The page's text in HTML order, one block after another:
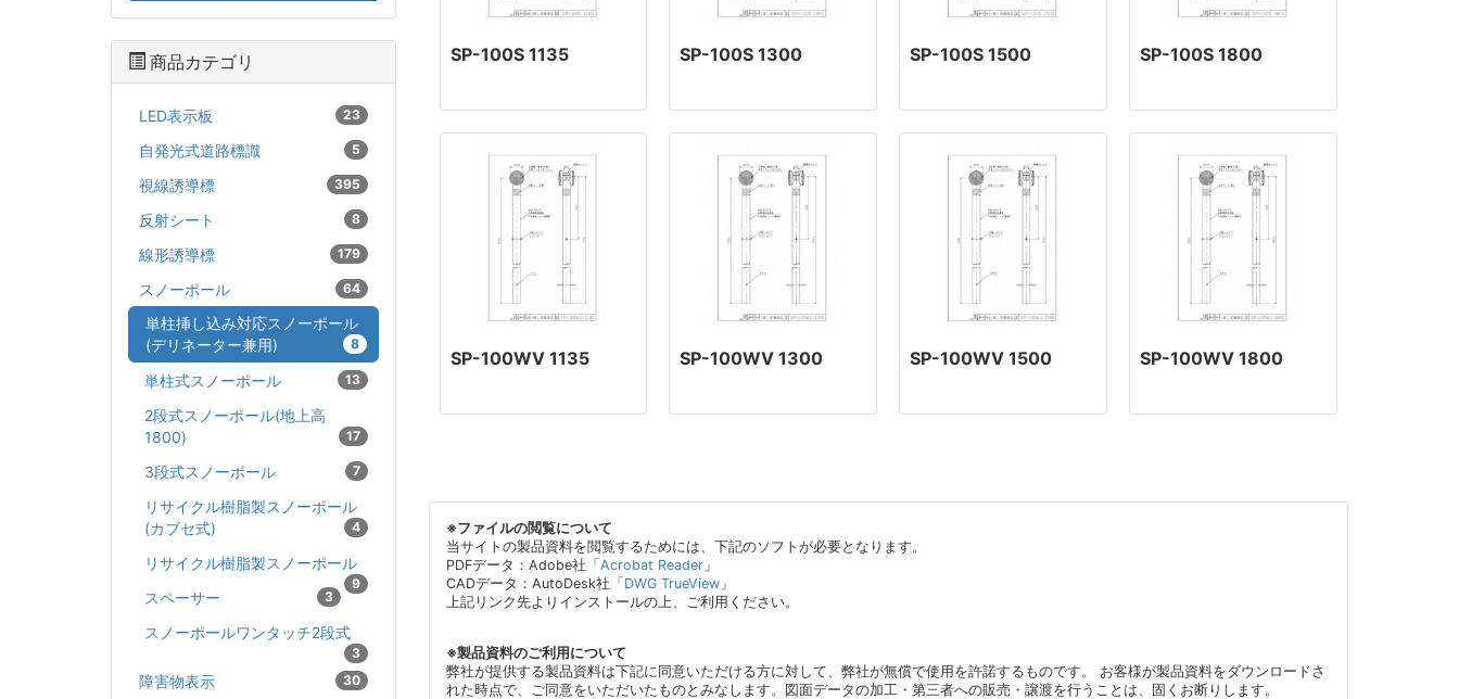
SP-100S 1135 SP-100S 1300 SP-100S 1500 SP-100S 1800
SP-100WV 1135 SP-100WV 1300 SP-100WV 1500 SP-100WV 1800
※ファイルの閲覧について
当サイトの製品資料を閲覧するためには、下記のソフトが必要となります。
PDFデータ：Adobe社「 Acrobat Reader」
CADデータ：AutoDesk社「 DWG TrueView」
上記リンク先よりインストールの上、ご利用ください。
※製品資料のご利用について
弊社が提供する製品資料は下記に同意いただける方に対して、弊社が無償で使用を許諾するものです。 お客様が製品資料をダウンロードさ
れた時点で、ご同意をいただいたものとみなします。図面データの加工・第三者への販売・譲渡を行うことは、固くお断りします。
商品カテゴリ
LED表示板 23
自発光式道路標識 5
視線誘導標 395
反射シート 8
線形誘導標 179
スノーポール 64
単柱挿し込み対応スノーポール
(デリネーター兼用)
8
単柱式スノーポール 13
2段式スノーポール(地上高
1800)
17
3段式スノーポール 7
リサイクル樹脂製スノーポール
(カブセ式)
4
リサイクル樹脂製スノーポール
9
スペーサー 3
スノーポールワンタッチ2段式
3
障害物表示 30